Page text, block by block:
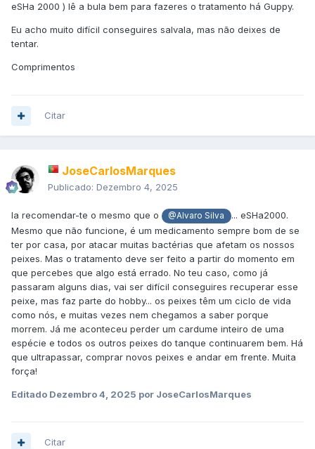
eSHa 2000 ) lê a bula bem para fazeres o tratamento há Guppy.
Eu acho muito difícil conseguires salvala, mas não deixes de
tentar.
Comprimentos
Citar
JoseCarlosMarques
Publicado: Dezembro 4, 2025
Ia recomendar-te o mesmo que o @Alvaro Silva
... eSHa2000.
Mesmo que não funcione, é um medicamento sempre bom de se
ter por casa, por atacar muitas bactérias que afetam os nossos
peixes. Mas o tratamento deve ser feito a partir do momento em
que percebes que algo está errado. No teu caso, como já
passaram alguns dias, vai ser difícil conseguires recuperar esse
peixe, mas faz parte do hobby... os peixes têm um ciclo de vida
como nós, e muitas vezes nem chegamos a saber porque
morrem. Já me aconteceu perder um cardume inteiro de uma
espécie e todos os outros peixes do tanque continuarem bem. Há
que ultrapassar, comprar novos peixes e andar em frente. Muita
força!
Editado Dezembro 4, 2025 por JoseCarlosMarques
Citar